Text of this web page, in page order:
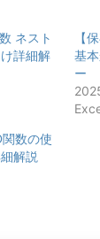
ネスト
詳細解
【
基
ー
関数の使
解説